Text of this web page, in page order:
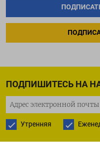
ПОДПИШИТЕСЬ НА
Утренняя